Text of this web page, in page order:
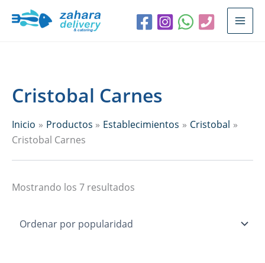
Cristobal Carnes
Inicio Productos Establecimientos
Cristobal
Cristobal Carnes
Mostrando los 7 resultados
por